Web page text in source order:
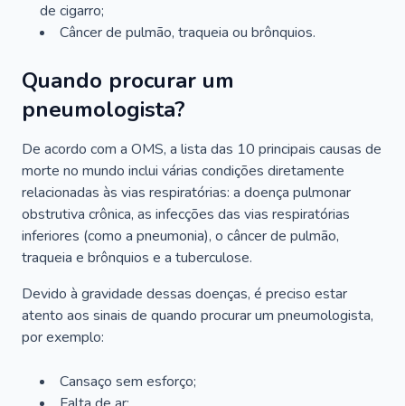
de cigarro;
Câncer de pulmão, traqueia ou brônquios.
Quando procurar um
pneumologista?
De acordo com a OMS, a lista das 10 principais causas de
morte no mundo inclui várias condições diretamente
relacionadas às vias respiratórias: a doença pulmonar
obstrutiva crônica, as infecções das vias respiratórias
inferiores (como a pneumonia), o câncer de pulmão,
traqueia e brônquios e a tuberculose.
Devido à gravidade dessas doenças, é preciso estar
atento aos sinais de quando procurar um pneumologista,
por exemplo:
Cansaço sem esforço;